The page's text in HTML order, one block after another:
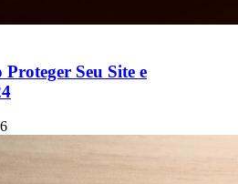
Seu Site e